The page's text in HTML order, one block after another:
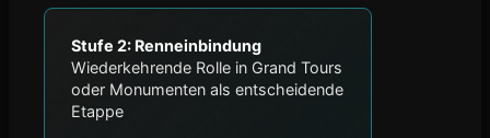
Stufe 2: Renneinbindung
Wiederkehrende Rolle in Grand Tours
oder Monumenten als entscheidende
Etappe